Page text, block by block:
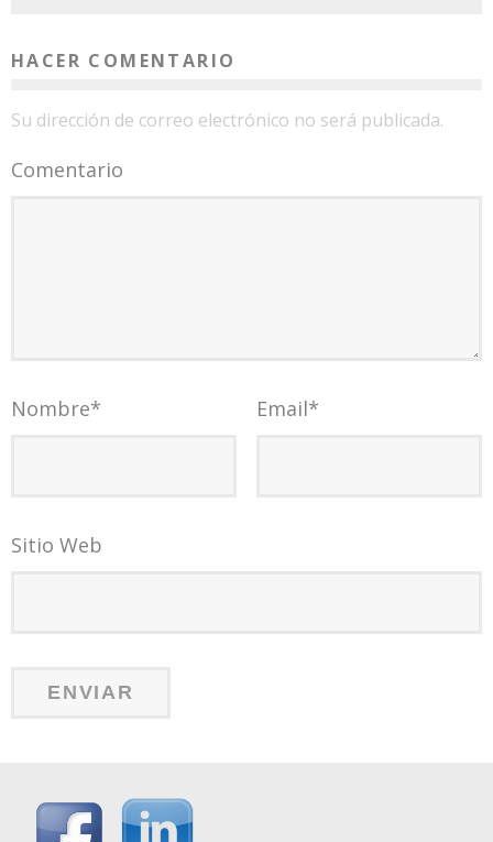
HACER COMENTARIO
Su dirección de correo electrónico no será publicada.
Comentario
Nombre* Email*
Sitio Web